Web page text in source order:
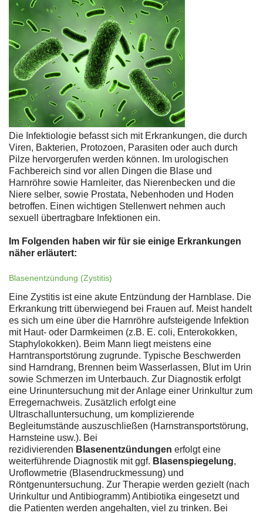
Die Infektiologie befasst sich mit Erkrankungen, die durch
Viren, Bakterien, Protozoen, Parasiten oder auch durch
Pilze hervorgerufen werden können. Im urologischen
Fachbereich sind vor allen Dingen die Blase und
Harnröhre sowie Harnleiter, das Nierenbecken und die
Niere selber, sowie Prostata, Nebenhoden und Hoden
betroffen. Einen wichtigen Stellenwert nehmen auch
sexuell übertragbare Infektionen ein.
Im Folgenden haben wir für sie einige Erkrankungen
näher erläutert:
Blasenentzündung (Zystitis)
Eine Zystitis ist eine akute Entzündung der Harnblase. Die
Erkrankung tritt überwiegend bei Frauen auf. Meist handelt
es sich um eine über die Harnröhre aufsteigende Infektion
mit Haut- oder Darmkeimen (z.B. E. coli, Enterokokken,
Staphylokokken). Beim Mann liegt meistens eine
Harntransportstörung zugrunde. Typische Beschwerden
sind Harndrang, Brennen beim Wasserlassen, Blut im Urin
sowie Schmerzen im Unterbauch. Zur Diagnostik erfolgt
eine Urinuntersuchung mit der Anlage einer Urinkultur zum
Erregernachweis. Zusätzlich erfolgt eine
Ultraschalluntersuchung, um komplizierende
Begleitumstände auszuschließen (Harnstransportstörung,
Harnsteine usw.). Bei
rezidivierenden Blasenentzündungen erfolgt eine
weiterführende Diagnostik mit ggf. Blasenspiegelung,
Uroflowmetrie (Blasendruckmessung) und
Röntgenuntersuchung. Zur Therapie werden gezielt (nach
Urinkultur und Antibiogramm) Antibiotika eingesetzt und
die Patienten werden angehalten, viel zu trinken. Bei